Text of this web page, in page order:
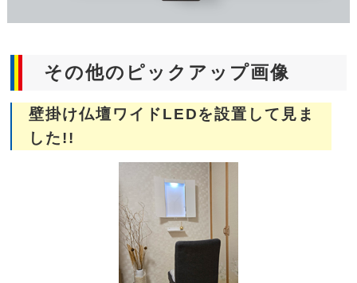
その他のピックアップ画像
壁掛け仏壇ワイドLEDを設置して見ま
した!!